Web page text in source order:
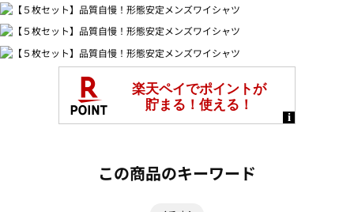
この商品のキーワード